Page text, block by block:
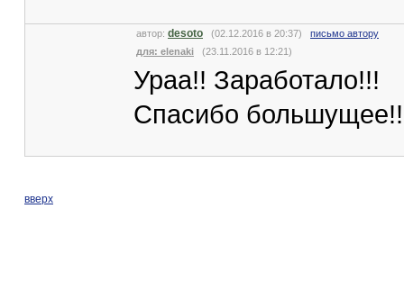
автор: desoto (02.12.2016 в 20:37) письмо автору
для: elenaki (23.11.2016 в 12:21)
Ураа!! Заработало!!!
Спасибо
вверх